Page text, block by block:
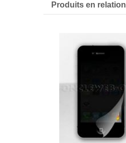
Produits en relation